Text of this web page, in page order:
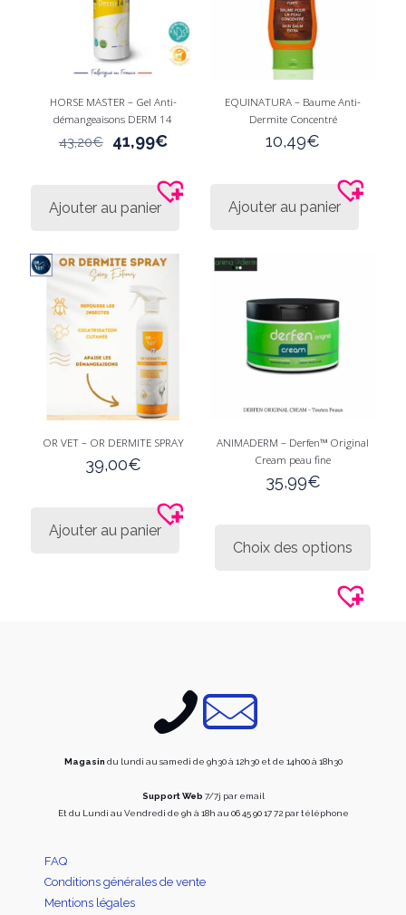
HORSE MASTER – Gel Anti-
démangeaisons DERM 14
43,20€
Le
43,20€.
41,99€Le
est :
41,99€.
Ajouter au panier
EQUINATURA – Baume Anti-
Dermite Concentré
10,49€
Ajouter au panier
OR VET – OR DERMITE SPRAY
39,00€
Ajouter au panier
ANIMADERM – Derfen™ Original
Cream peau fine
35,99€
Choix des options
Magasin du lundi au samedi de 9h30 à 12h30 et de 14h00 à 18h30
Support Web 7/7j par email
Et du Lundi au Vendredi de 9h à 18h au 06 45 90 17 72 par téléphone
FAQ
Conditions générales de vente
Mentions légales